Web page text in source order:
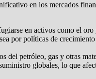
en los mercados
en activos como el
por políticas de
del petróleo, gas y otras
globales, lo que